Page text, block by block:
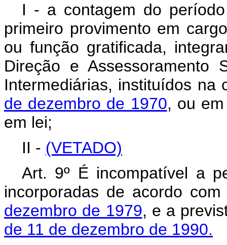
I - a contagem do
primeiro provimento em
ou função gratificada,
Direção e Assessoramento
Intermediárias, instituídos na
de dezembro de 1970, ou
em lei;
II - (VETADO)
Art. 9º É incompatível a
incorporadas de acordo
dezembro de 1979, e a
de 11 de dezembro de 1990.